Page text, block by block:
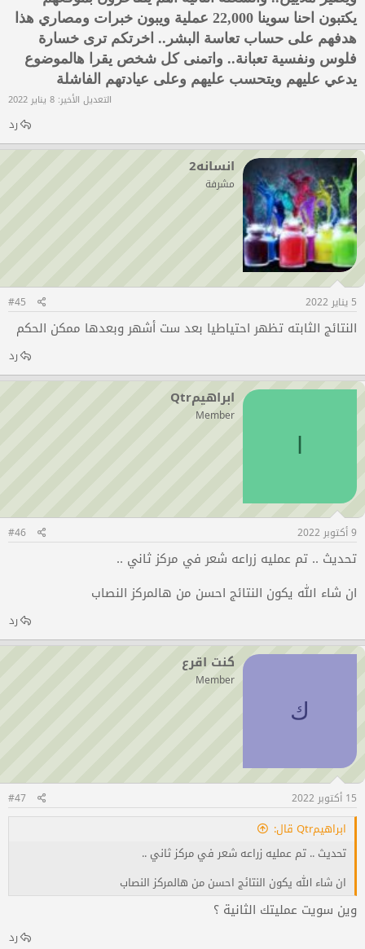
يكتبون احنا سوينا 22,000 عملية ويبون خبرات ومصاري هذا
هدفهم على حساب تعاسة البشر.. اخرتكم ترى خسارة
فلوس ونفسية تعبانة.. واتمنى كل شخص يقرا هالموضوع
يدعي عليهم ويتحسب عليهم وعلى عيادتهم الفاشلة
التعديل الأخير: 8 يناير 2022
رد
انسانه2
مشرفة
5 يناير 2022 #45
النتائج الثابته تظهر احتياطيا بعد ست أشهر وبعدها ممكن الحكم
رد
ابراهيمQtr
Member
9 أكتوبر 2022 #46
تحديث .. تم عمليه زراعه شعر في مركز ثاني ..
ان شاء الله يكون النتائج احسن من هالمركز النصاب
رد
ك
كنت اقرع
Member
15 أكتوبر 2022 #47
ابراهيمQtr قال:
تحديث .. تم عمليه زراعه شعر في مركز ثاني ..
ان شاء الله يكون النتائج احسن من هالمركز النصاب
وين سويت عمليتك الثانية ؟
رد